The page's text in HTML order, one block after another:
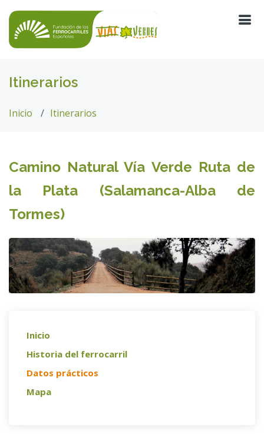
Itinerarios
Inicio Itinerarios
Camino Natural Vía Verde Ruta de
la Plata (Salamanca-Alba de
Tormes)
Inicio
Historia del ferrocarril
Datos prácticos
Mapa